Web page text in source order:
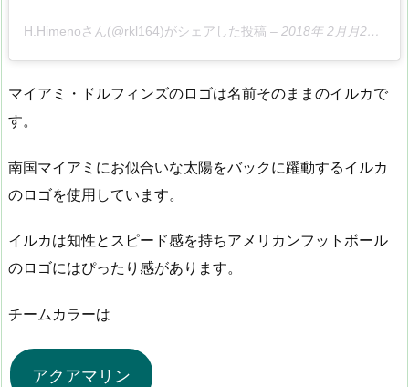
H.Himenoさん(@rkl164)がシェアした投稿 – 2018年 2月月26日午後2時50分PST
マイアミ・ドルフィンズのロゴは名前そのままのイルカで
す。
南国マイアミにお似合いな太陽をバックに躍動するイルカ
のロゴを使用しています。
イルカは知性とスピード感を持ちアメリカンフットボール
のロゴにはぴったり感があります。
チームカラーは
アクアマリン